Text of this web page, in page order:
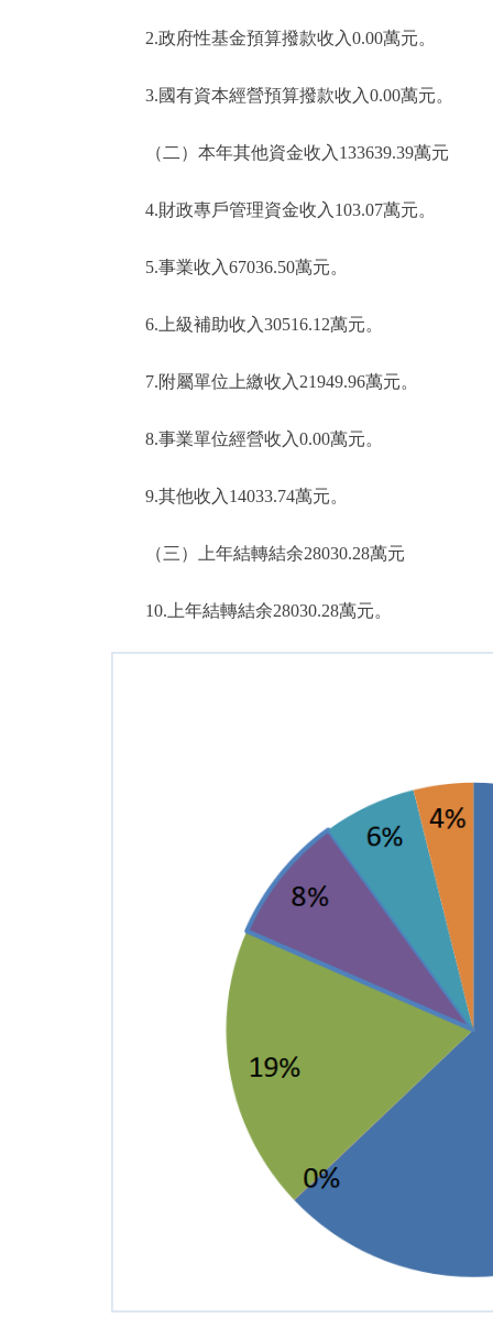
2.政府性基金預算撥款收入0.00萬元。
3.國有資本經營預算撥款收入0.00萬元。
（二）本年其他資金收入133639.39萬元
4.財政專戶管理資金收入103.07萬元。
5.事業收入67036.50萬元。
6.上級補助收入30516.12萬元。
7.附屬單位上繳收入21949.96萬元。
8.事業單位經營收入0.00萬元。
9.其他收入14033.74萬元。
（三）上年結轉結余28030.28萬元
10.上年結轉結余28030.28萬元。